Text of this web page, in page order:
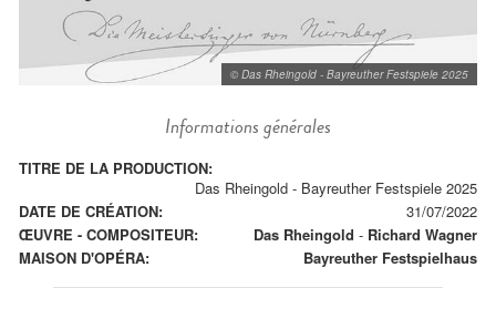
© Das Rheingold - Bayreuther Festspiele 2025
Informations générales
TITRE DE LA PRODUCTION:
Das Rheingold - Bayreuther Festspiele 2025
DATE DE CRÉATION:
31/07/2022
ŒUVRE - COMPOSITEUR:
Das Rheingold - Richard Wagner
MAISON D'OPÉRA:
Bayreuther Festspielhaus